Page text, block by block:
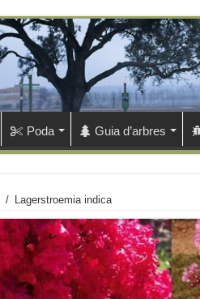
Poda Guia d’arbres
/ Lagerstroemia indica